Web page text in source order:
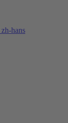
zh-hans